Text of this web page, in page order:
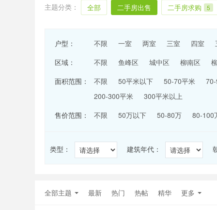
主题分类： 全部 二手房出售 二手房求购 5
户型： 不限 一室 两室 三室 四室
区域：
不限 鱼峰区 城中区 柳南区
面积范围：
不限 50平米以下 50-70平米
200-300平米
300平米以上
售价范围：
不限 50万以下 50-80万 80-100
类型： 建筑年代：
全部主题 最新 热门 热帖 精华 更多